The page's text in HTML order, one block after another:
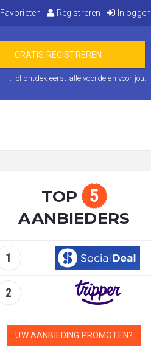
Favorieten Registreren Inloggen
...of ontdek eerst alle voordelen voor jou.
TOP 5
AANBIEDERS
1
2
UW AANBIEDING PROMOTEN?